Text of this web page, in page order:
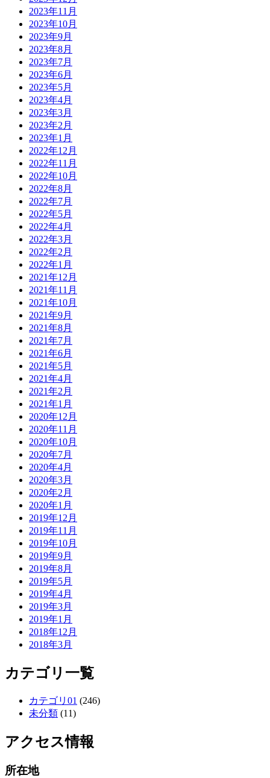
2023年11月
2023年10月
2023年9月
2023年8月
2023年7月
2023年6月
2023年5月
2023年4月
2023年3月
2023年2月
2023年1月
2022年12月
2022年11月
2022年10月
2022年8月
2022年7月
2022年5月
2022年4月
2022年3月
2022年2月
2022年1月
2021年12月
2021年11月
2021年10月
2021年9月
2021年8月
2021年7月
2021年6月
2021年5月
2021年4月
2021年2月
2021年1月
2020年12月
2020年11月
2020年10月
2020年7月
2020年4月
2020年3月
2020年2月
2020年1月
2019年12月
2019年11月
2019年10月
2019年9月
2019年8月
2019年5月
2019年4月
2019年3月
2019年1月
2018年12月
2018年3月
カテゴリ一覧
カテゴリ01 (246)
未分類 (11)
アクセス情報
所在地